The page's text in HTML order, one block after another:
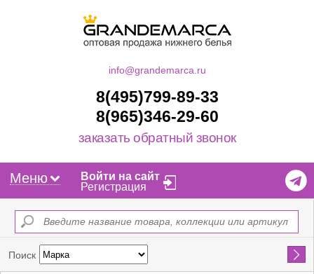
info@grandemarca.ru
8(495)799-89-33
8(965)346-29-60
заказать обратный звонок
Меню
Войти на сайт
Регистрация
Поиск Найти